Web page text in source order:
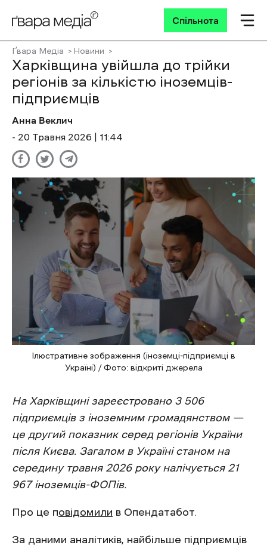
Спільнота
Ґвара Медіа Новини
Харківщина увійшла до трійки
регіонів за кількістю іноземців-
підприємців
Анна Веклич
- 20 Травня 2026 | 11:44
Ілюстративне зображення (іноземці-підприємці в
Україні) / Фото: відкриті джерела
На Харківщині зареєстровано 3 506
підприємців з іноземним громадянством —
це другий показник серед регіонів України
після Києва. Загалом в Україні станом на
середину травня 2026 року налічується 21
967 іноземців-ФОПів.
Про це повідомили в Опендатабот.
За даними аналітиків, найбільше підприємців